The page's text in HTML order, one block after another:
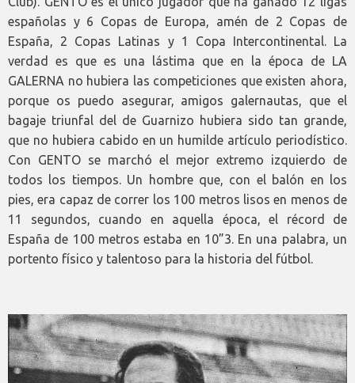
españolas y 6 Copas de Europa, amén de 2 Copas de
España, 2 Copas Latinas y 1 Copa Intercontinental. La
verdad es que es una lástima que en la época de LA
GALERNA no hubiera las competiciones que existen ahora,
porque os puedo asegurar, amigos galernautas, que el
bagaje triunfal del de Guarnizo hubiera sido tan grande,
que no hubiera cabido en un humilde artículo periodístico.
Con GENTO se marchó el mejor extremo izquierdo de
todos los tiempos. Un hombre que, con el balón en los
pies, era capaz de correr los 100 metros lisos en menos de
11 segundos, cuando en aquella época, el récord de
España de 100 metros estaba en 10”3. En una palabra, un
portento físico y talentoso para la historia del fútbol.